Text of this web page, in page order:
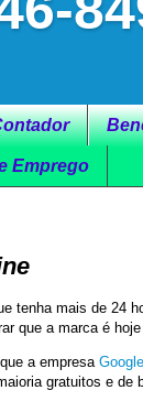
Emprego
tenha mais de 24
que a marcaé hoje
a empresa Google
gratuitos e de